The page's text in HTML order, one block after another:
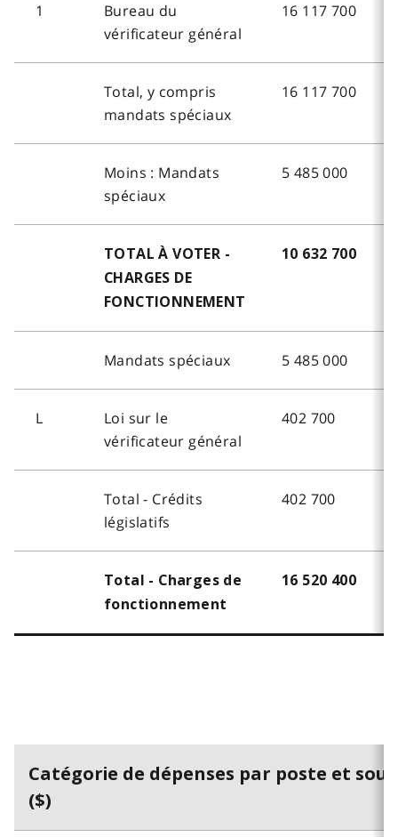
1
Bureau du
vérificateur général
16 117 700
Total, y compris
mandats spéciaux
16 117 700
Moins : Mandats
spéciaux
5 485 000
TOTAL À VOTER -
CHARGES DE
FONCTIONNEMENT
10 632 700
Mandats spéciaux 5 485 000
L
Loi sur le
vérificateur général
402 700
Total - Crédits
législatifs
402 700
Total - Charges de
fonctionnement
16 520 400
Catégorie de dépenses par poste et
($)